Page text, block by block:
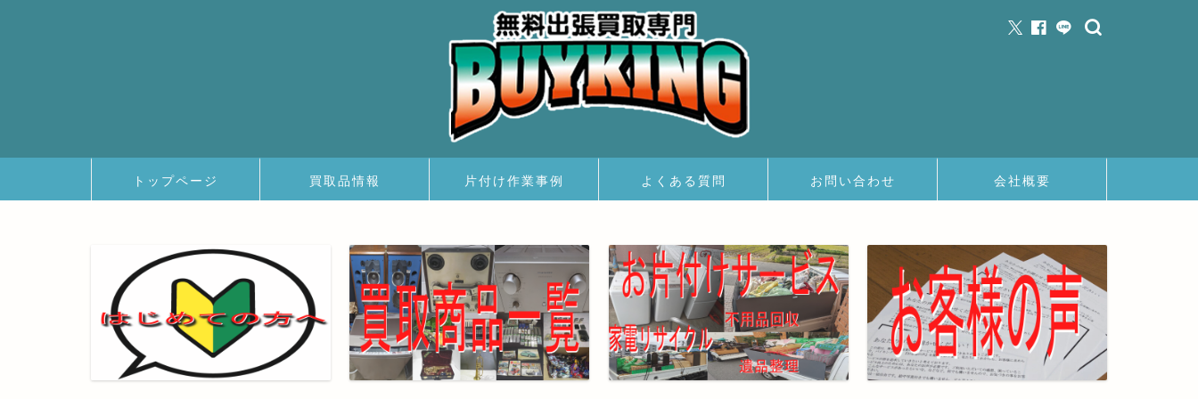
トップページ 買取品情報 片付け作業事例 よくある質問 お問い合わせ 会社概要